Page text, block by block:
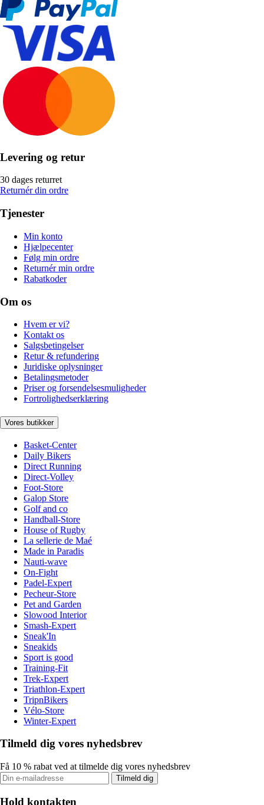
Levering og retur
30 dages returret
Returnér din ordre
Tjenester
Min konto
Hjælpecenter
Følg min ordre
Returnér min ordre
Rabatkoder
Om os
Hvem er vi?
Kontakt os
Salgsbetingelser
Retur & refundering
Juridiske oplysninger
Betalingsmetoder
Priser og forsendelsesmuligheder
Fortrolighedserklæring
Vores butikker
Basket-Center
Daily Bikers
Direct Running
Direct-Volley
Foot-Store
Galop Store
Golf and co
Handball-Store
House of Rugby
La sellerie de Maé
Made in Paradis
Nauti-wave
On-Fight
Padel-Expert
Pecheur-Store
Pet and Garden
Slowood Interior
Smash-Expert
Sneak'In
Sneakids
Sport is good
Training-Fit
Trek-Expert
Triathlon-Expert
TripnBikers
Vélo-Store
Winter-Expert
Tilmeld dig vores nyhedsbrev
Få 10 % rabat ved at tilmelde dig vores nyhedsbrev
Tilmeld dig
Hold kontakten